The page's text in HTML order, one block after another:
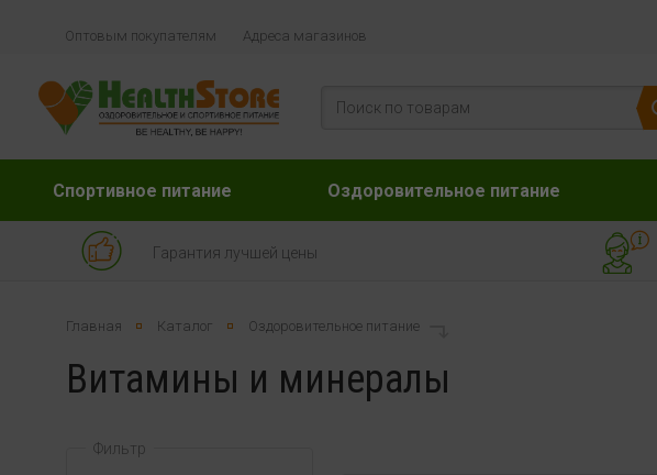
Оптовым покупателям Адреса магазинов
Спортивное питание Оздоровительное питание
Гарантия лучшей цены
Главная Каталог Оздоровительное питание
Витамины и минералы
Фильтр